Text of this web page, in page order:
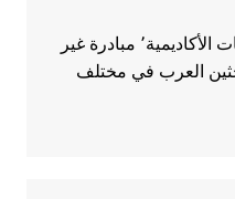
قاعدة مذرات التخرج والدراسات الأكاديمية٬ مبادرة غير
العرب في مختلف